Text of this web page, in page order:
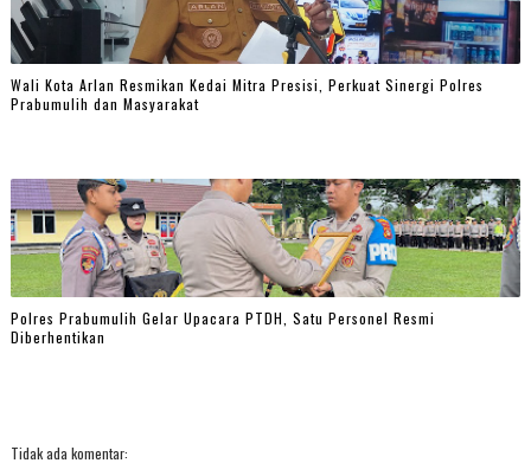
Wali Kota Arlan Resmikan Kedai Mitra Presisi, Perkuat Sinergi Polres
Prabumulih dan Masyarakat
Polres Prabumulih Gelar Upacara PTDH, Satu Personel Resmi
Diberhentikan
Tidak ada komentar: